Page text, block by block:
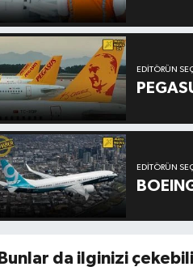
EDITÖRÜN
EDITÖRÜN
Bunlar da ilginizi